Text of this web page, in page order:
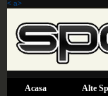
< a>
Acasa Alte